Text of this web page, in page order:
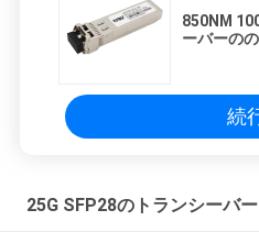
850NM
ーバーの
続
25G SFP28のトランシーバー